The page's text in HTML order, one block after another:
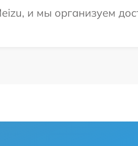
и мы организуем